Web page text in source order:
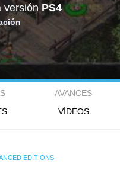
versión PS4
AVANCES
VÍDEOS
EDITIONS